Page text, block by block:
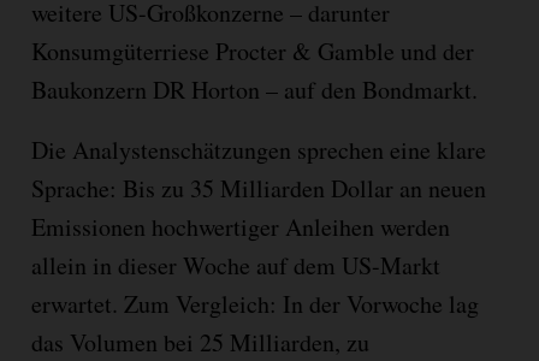
weitere US-Großkonzerne – darunter
Konsumgüterriese Procter & Gamble und der
Baukonzern DR Horton – auf den Bondmarkt.
Die Analystenschätzungen sprechen eine klare
Sprache: Bis zu 35 Milliarden Dollar an neuen
Emissionen hochwertiger Anleihen werden
allein in dieser Woche auf dem US-Markt
erwartet. Zum Vergleich: In der Vorwoche lag
das Volumen bei 25 Milliarden, zu